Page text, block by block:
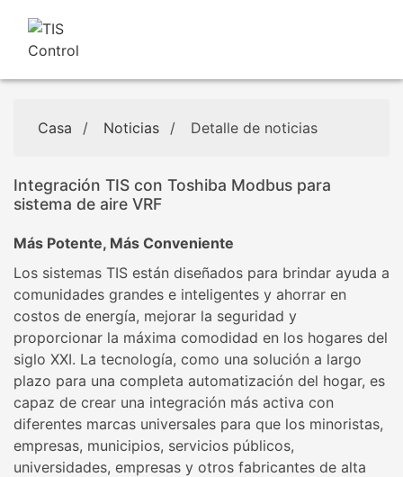
Casa / Noticias / Detalle de noticias
Integración TIS con Toshiba Modbus para
sistema de aire VRF
Más Potente, Más Conveniente
Los sistemas TIS están diseñados para brindar ayuda a
comunidades grandes e inteligentes y ahorrar en
costos de energía, mejorar la seguridad y
proporcionar la máxima comodidad en los hogares del
siglo XXI. La tecnología, como una solución a largo
plazo para una completa automatización del hogar, es
capaz de crear una integración más activa con
diferentes marcas universales para que los minoristas,
empresas, municipios, servicios públicos,
universidades, empresas y otros fabricantes de alta